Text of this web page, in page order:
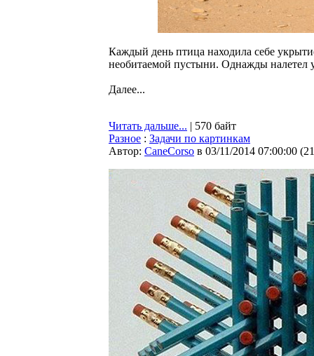
Каждый день птица находила себе
необитаемой пустыни. Однажды налетел
Далее...
Читать дальше... | 570 байт
Разное : Задачи по картинкам
Автор: CaneCorso в 03/11/2014 07:00:00 (